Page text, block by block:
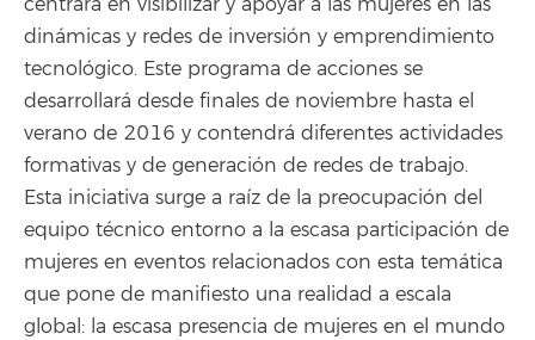
dinámicas y redes de inversión y emprendimiento
tecnológico. Este programa de acciones se
desarrollará desde finales de noviembre hasta el
verano de 2016 y contendrá diferentes actividades
formativas y de generación de redes de trabajo.
Esta iniciativa surge a raíz de la preocupación del
equipo técnico entorno a la escasa participación de
mujeres en eventos relacionados con esta temática
que pone de manifiesto una realidad a escala
global: la escasa presencia de mujeres en el mundo